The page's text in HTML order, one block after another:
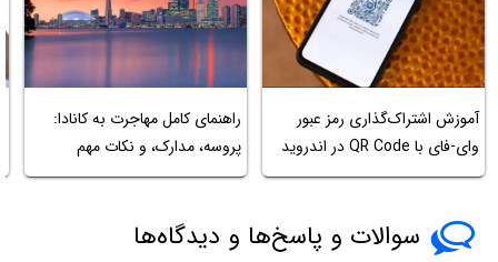
آموزش اشتراک‌گذاری رمز عبور
وای-فای با QR Code در اندروید
راهنمای کامل مهاجرت به کانادا:
پروسه، مدارک، و نکات مهم
سوالات و پاسخ‌ها و دیدگاه‌ها